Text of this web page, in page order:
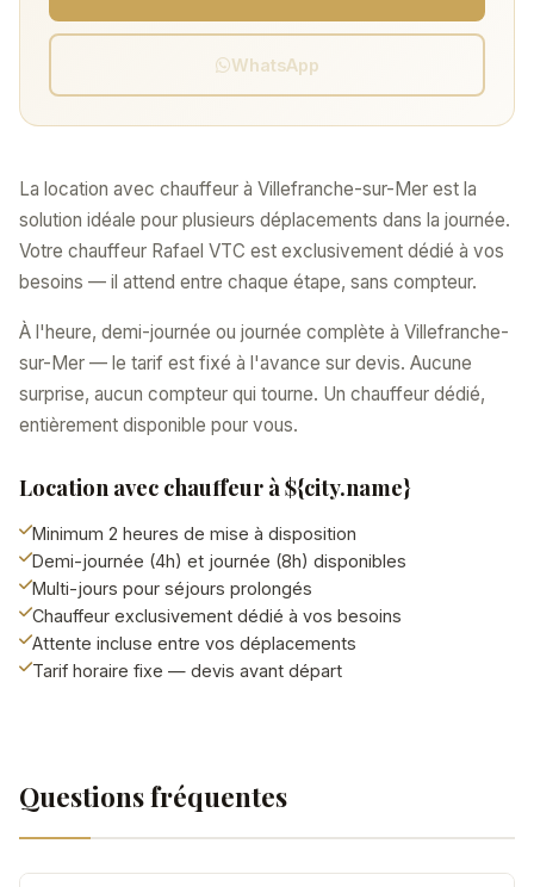
La location avec chauffeur à Villefranche-sur-Mer est la
solution idéale pour plusieurs déplacements dans la journée.
Votre chauffeur Rafael VTC est exclusivement dédié à vos
besoins — il attend entre chaque étape, sans compteur.
À l'heure, demi-journée ou journée complète à Villefranche-
sur-Mer — le tarif est fixé à l'avance sur devis. Aucune
surprise, aucun compteur qui tourne. Un chauffeur dédié,
entièrement disponible pour vous.
Location avec chauffeur à ${city.name}
Minimum 2 heures de mise à disposition
Demi-journée (4h) et journée (8h) disponibles
Multi-jours pour séjours prolongés
Chauffeur exclusivement dédié à vos besoins
Attente incluse entre vos déplacements
Tarif horaire fixe — devis avant départ
WhatsApp
Questions fréquentes